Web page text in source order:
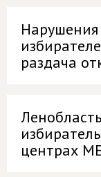
Нарушения
раздача
центрах